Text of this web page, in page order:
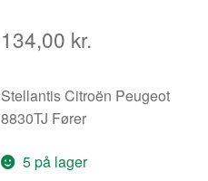
134,00 kr.
Stellantis Citroën Peugeot
8830TJ Fører
5 på lager